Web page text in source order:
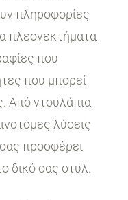
πληροφορίες
πλεονεκτήματα
που
που μπορεί
Από ντουλάπια
λύσεις
προσφέρει
δικό σας στυλ.